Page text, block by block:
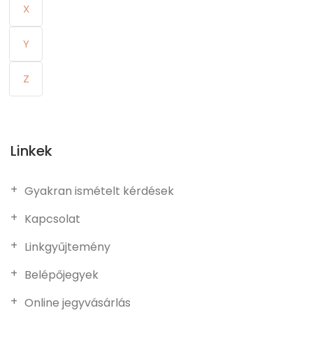
X
Y
Z
Linkek
Gyakran ismételt kérdések
Kapcsolat
Linkgyűjtemény
Belépőjegyek
Online jegyvásárlás